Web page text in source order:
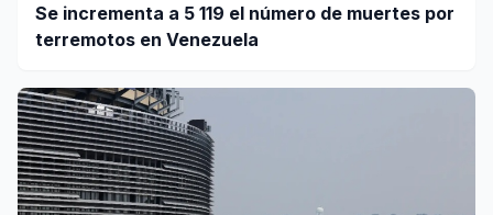
Se incrementa a 5 119 el número de muertes por
terremotos en Venezuela